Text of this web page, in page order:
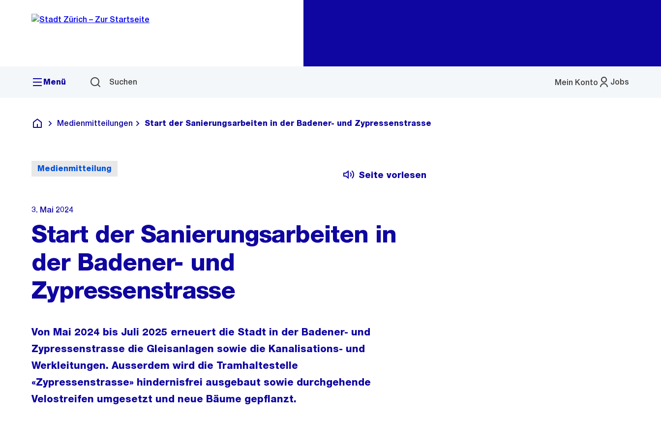
Navigation
Sprunglink
Menü Suchen Jobs
Mein Konto
Menü
Deutsch
Medienmitteilungen Start der Sanierungsarbeiten in der Badener- und Zypressenstrasse
Medienmitteilung
Seite vorlesen
3. Mai 2024
Start der Sanierungsarbeiten in
der Badener- und
Zypressenstrasse
Von Mai 2024 bis Juli 2025 erneuert die Stadt in der Badener- und
Zypressenstrasse die Gleisanlagen sowie die Kanalisations- und
Werkleitungen. Ausserdem wird die Tramhaltestelle
«Zypressenstrasse» hindernisfrei ausgebaut sowie durchgehende
Velostreifen umgesetzt und neue Bäume gepflanzt.